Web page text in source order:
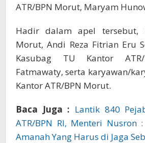
ATR/BPN Morut, Maryam
Hadir dalam apel tersebut,
Morut, Andi Reza Fitrian Eru
Kasubag TU Kantor
Fatmawaty, serta karyawan/
Kantor ATR/BPN Morut.
Baca Juga : Lantik 840
ATR/BPN RI, Menteri Nusron
Amanah Yang Harus di Jaga